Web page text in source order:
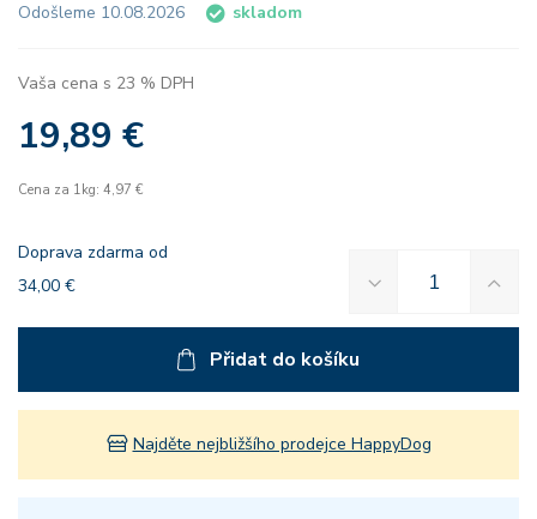
Odošleme 10.08.2026
skladom
Vaša cena s 23 % DPH
19,89 €
Cena za 1kg: 4,97 €
Doprava zdarma od
34,00 €
Přidat do košíku
Najděte nejbližšího prodejce HappyDog